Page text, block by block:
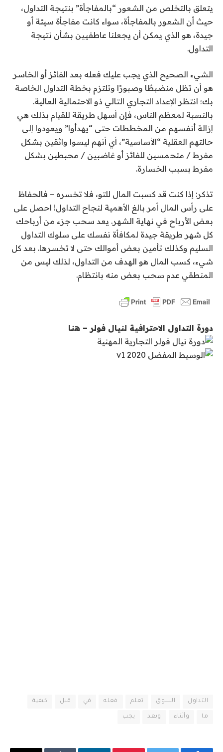
يتعلق بالتخلص من الشعور “بالمفاجأة” بنتيجة التداول،
حيث أن الشعور بالمفاجأة، سواء كانت مفاجأة سيئة أو
جيدة، هو الذي يمكن أن يجعلنا عاطفيين بشأن نتيجة
التداول.
الشيء الصحيح الذي يجب عليك فعله بعد الفائز أو الخاسر
هو أن تظل منضبطًا وصبورًا وتلتزم بخطة التداول الخاصة
بك؛ انتظر الإعداد التجاري التالي ذو الاحتمالية العالية.
بالنسبة لمعظم الناس، فإن أسهل طريقة للقيام بذلك هي
إزالة أنفسهم من المخططات حتى “يهدأوا” ويعودوا إلى
حالتهم العقلية “الأساسية”، أي أنهم ليسوا واثقين بشكل
مفرط / متحمسين للفائز أو غاضبين / محبطين بشكل
مفرط بسبب الخسارة.
تذكر: إذا كنت قد كسبت المال للتو، فلا تخسره – فالحفاظ
على رأس المال أمر بالغ الأهمية لنجاح التداول! احصل على
بعض الأرباح في نهاية الشهر. يعد سحب جزء من أرباحك
كل شهر طريقة جيدة لمكافأة نفسك على سلوك التداول
السليم وكذلك تأمين بعض أموالك حتى لا تخسرها. بعد كل
شيء، كسب المال هو الهدف من التداول، لذلك ليس من
المنطقي عدم سحب بعض منه بانتظام.
دورة التداول الاحترافية لنيال فولر – هنا
التداول السوق تعلم فعله في قبل كيفية
ما وأثناء وبعد يجب